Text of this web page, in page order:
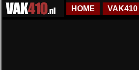
HOME VAK410